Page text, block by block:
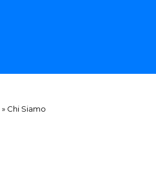
» Chi Siamo